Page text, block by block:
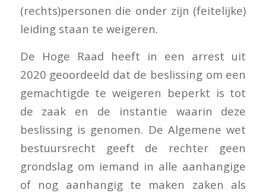
(rechts)personen die onder zijn (feitelijke)
leiding staan te weigeren.
De Hoge Raad heeft in een arrest uit
2020 geoordeeld dat de beslissing om een
gemachtigde te weigeren beperkt is tot
de zaak en de instantie waarin deze
beslissing is genomen. De Algemene wet
bestuursrecht geeft de rechter geen
grondslag om iemand in alle aanhangige
of nog aanhangig te maken zaken als